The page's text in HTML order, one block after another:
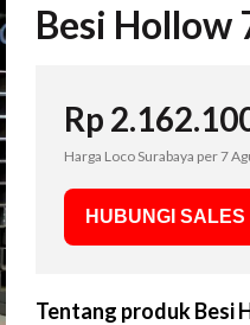
Besi Hollow
Rp
Harga Loco Surabaya per7
HUBUNGI SALES
Tentang produkBesi